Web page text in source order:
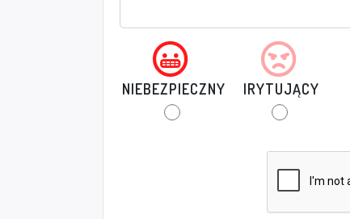
NIEBEZPIECZNY IRYTUJĄCY